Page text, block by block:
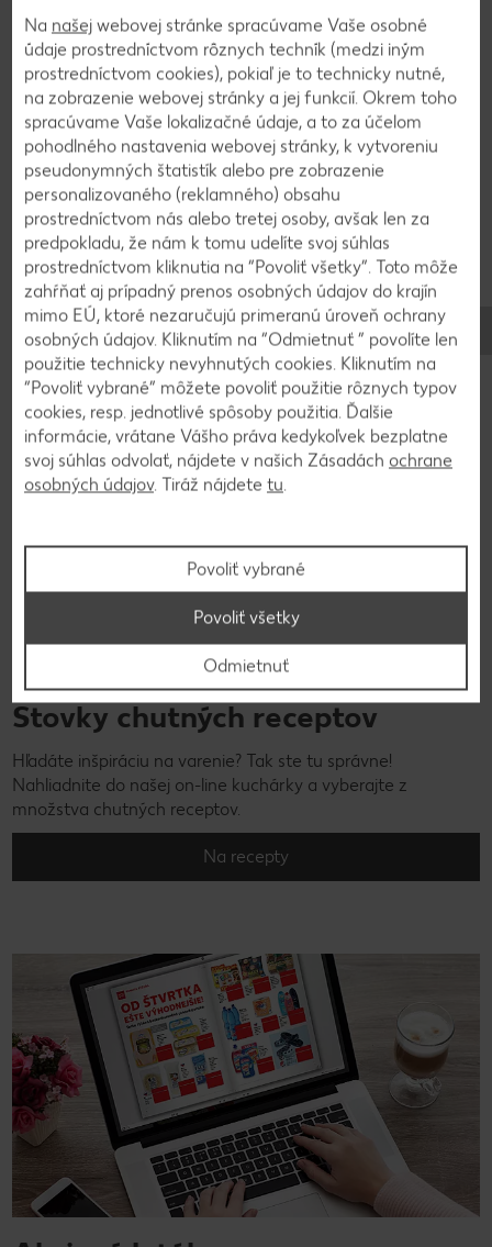
ešte chvíľu miešame, kým čokoláda trocha
nezhustne.
3
Čokoládu nalejeme do pohárov, ozdobíme
šľahačkou, mletou škoricou a kúskami mandlí.
Späť na prehľad
Stovky chutných receptov
Hľadáte inšpiráciu na varenie? Tak ste tu správne!
Nahliadnite do našej on-line kuchárky a vyberajte z
množstva chutných receptov.
Na recepty
Na našej webovej stránke spracúvame Vaše osobné
údaje prostredníctvom rôznych techník (medzi iným
prostredníctvom cookies), pokiaľ je to technicky nutné,
na zobrazenie webovej stránky a jej funkcií. Okrem toho
spracúvame Vaše lokalizačné údaje, a to za účelom
pohodlného nastavenia webovej stránky, k vytvoreniu
pseudonymných štatistík alebo pre zobrazenie
personalizovaného (reklamného) obsahu
prostredníctvom nás alebo tretej osoby, avšak len za
predpokladu, že nám k tomu udelíte svoj súhlas
prostredníctvom kliknutia na “Povoliť všetky”. Toto môže
zahŕňať aj prípadný prenos osobných údajov do krajín
mimo EÚ, ktoré nezaručujú primeranú úroveň ochrany
osobných údajov. Kliknutím na “Odmietnuť ” povolíte len
použitie technicky nevyhnutých cookies. Kliknutím na
“Povoliť vybrané” môžete povoliť použitie rôznych typov
cookies, resp. jednotlivé spôsoby použitia. Ďalšie
informácie, vrátane Vášho práva kedykoľvek bezplatne
svoj súhlas odvolať, nájdete v našich Zásadách ochrane
osobných údajov. Tiráž nájdete tu.
Povoliť vybrané
Odmietnuť
Povoliť všetky